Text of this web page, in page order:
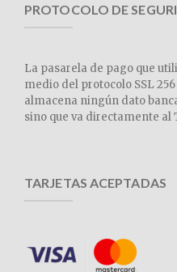
PROTOCOLO DE
La pasarela de pago que
medio del protocolo SSL
almacena ningún dato
sino que va directamente al
TARJETAS ACEPTADAS